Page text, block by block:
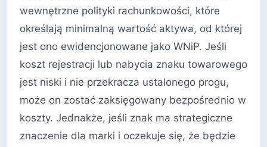
wewnętrzne polityki rachunkowości, które
określają minimalną wartość aktywa, od której
jest ono ewidencjonowane jako WNiP. Jeśli
koszt rejestracji lub nabycia znaku towarowego
jest niski i nie przekracza ustalonego progu,
może on zostać zaksięgowany bezpośrednio w
koszty. Jednakże, jeśli znak ma strategiczne
znaczenie dla marki i oczekuje się, że będzie